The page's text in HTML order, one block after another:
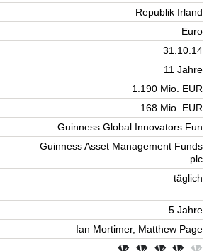
Republik Irland
Euro
31.10.14
11 Jahre
1.190 Mio. EUR
168 Mio. EUR
Guinness Global Innovators Fun
Guinness Asset Management Funds
plc
täglich
5 Jahre
Ian Mortimer, Matthew Page